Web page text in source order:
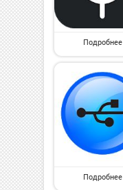
Подробнее
Подробнее